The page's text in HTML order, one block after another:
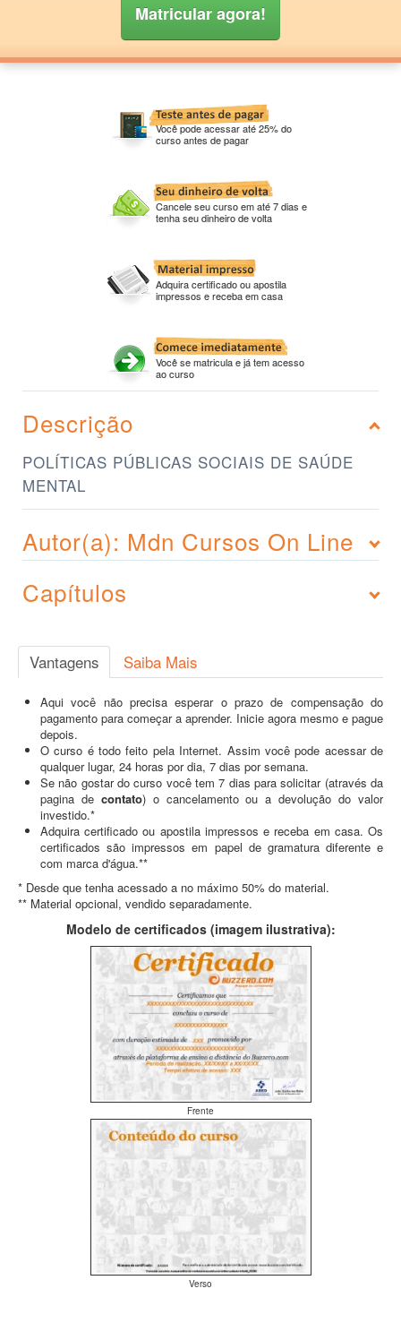
Matricular agora!
Você pode acessar até 25% do
curso antes de pagar
Cancele seu curso em até 7 dias e
tenha seu dinheiro de volta
Adquira certificado ou apostila
impressos e receba em casa
Você se matricula e já tem acesso
ao curso
Descrição
POLÍTICAS PÚBLICAS SOCIAIS DE SAÚDE
MENTAL
Autor(a): Mdn Cursos On Line
Capítulos
Vantagens Saiba Mais
Aqui você não precisa esperar o prazo de compensação do
pagamento para começar a aprender. Inicie agora mesmo e pague
depois.
O curso é todo feito pela Internet. Assim você pode acessar de
qualquer lugar, 24 horas por dia, 7 dias por semana.
Se não gostar do curso você tem 7 dias para solicitar (através da
pagina de contato) o cancelamento ou a devolução do valor
investido.*
Adquira certificado ou apostila impressos e receba em casa. Os
certificados são impressos em papel de gramatura diferente e
com marca d'água.**
* Desde que tenha acessado a no máximo 50% do material.
** Material opcional, vendido separadamente.
Modelo de certificados (imagem ilustrativa):
Frente
Verso